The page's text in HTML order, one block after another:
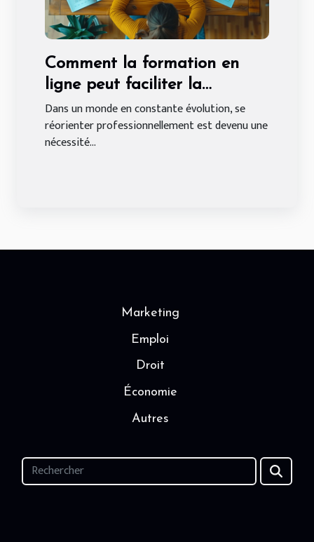
Comment la formation en
ligne peut faciliter la
reconversion en analyste de
données
Dans un monde en constante évolution, se
réorienter professionnellement est devenu une
nécessité...
Marketing
Emploi
Droit
Économie
Autres